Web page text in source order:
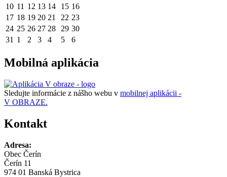
10 11 12 13 14 15 16
17 18 19 20 21 22 23
24 25 26 27 28 29 30
31 1 2 3 4 5 6
Mobilná aplikácia
Sledujte informácie z nášho webu v mobilnej aplikácii -
V OBRAZE.
Kontakt
Adresa:
Obec Čerín
Čerín 11
974 01 Banská Bystrica